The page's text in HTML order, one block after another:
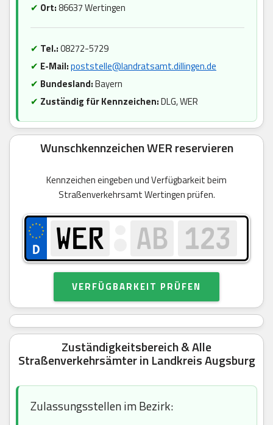
✔ Ort:86637 Wertingen
✔ Tel.:08272-5729
✔ E-Mail:poststelle@landratsamt.dillingen.de
✔ Bundesland:Bayern
✔ Zuständig für Kennzeichen:DLG, WER
Wunschkennzeichen WER reservieren
Kennzeichen eingeben und Verfügbarkeit beim
Straßenverkehrsamt Wertingen prüfen.
VERFÜGBARKEIT PRÜFEN
Zuständigkeitsbereich & Alle
Straßenverkehrsämter in Landkreis Augsburg
Zulassungsstellen im Bezirk: